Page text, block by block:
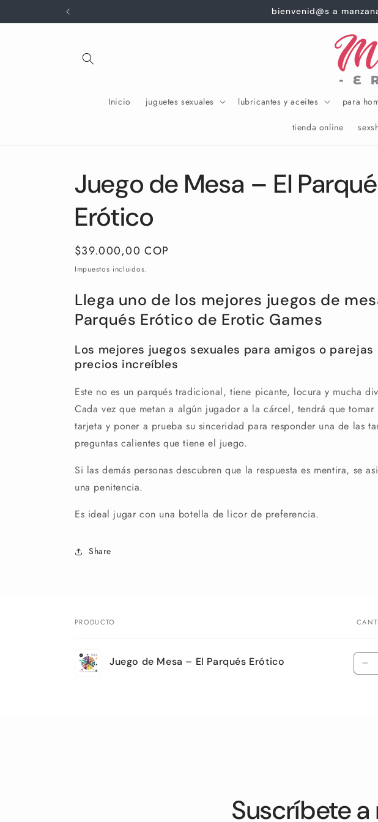
directamente
al contenido
bienvenid@s a
Inicio juguetes sexuales lubricantes y aceites para
tienda online
Juego de Mesa – El
Erótico
Precio
habitual
$39.000,00 COP
Impuestos incluidos.
Llega uno de los mejores juegos de
Parqués Erótico de Erotic Games
Los mejores juegos sexuales para amigos o parejas
precios increíbles
Este no es un parqués tradicional, tiene picante, locura y mucha
Cada vez que metan a algún jugador a la cárcel, tendrá que tomar
tarjeta y poner a prueba su sinceridad para responder una de las
preguntas calientes que tiene el juego.
Si las demás personas descubren que la respuesta es mentira, se
una penitencia.
Es ideal jugar con una botella de licor de preferencia.
Share
carrito
PRODUCTO
Juego de Mesa – El Parqués Erótico
Suscríbete